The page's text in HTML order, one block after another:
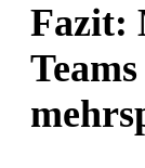
Fazit: